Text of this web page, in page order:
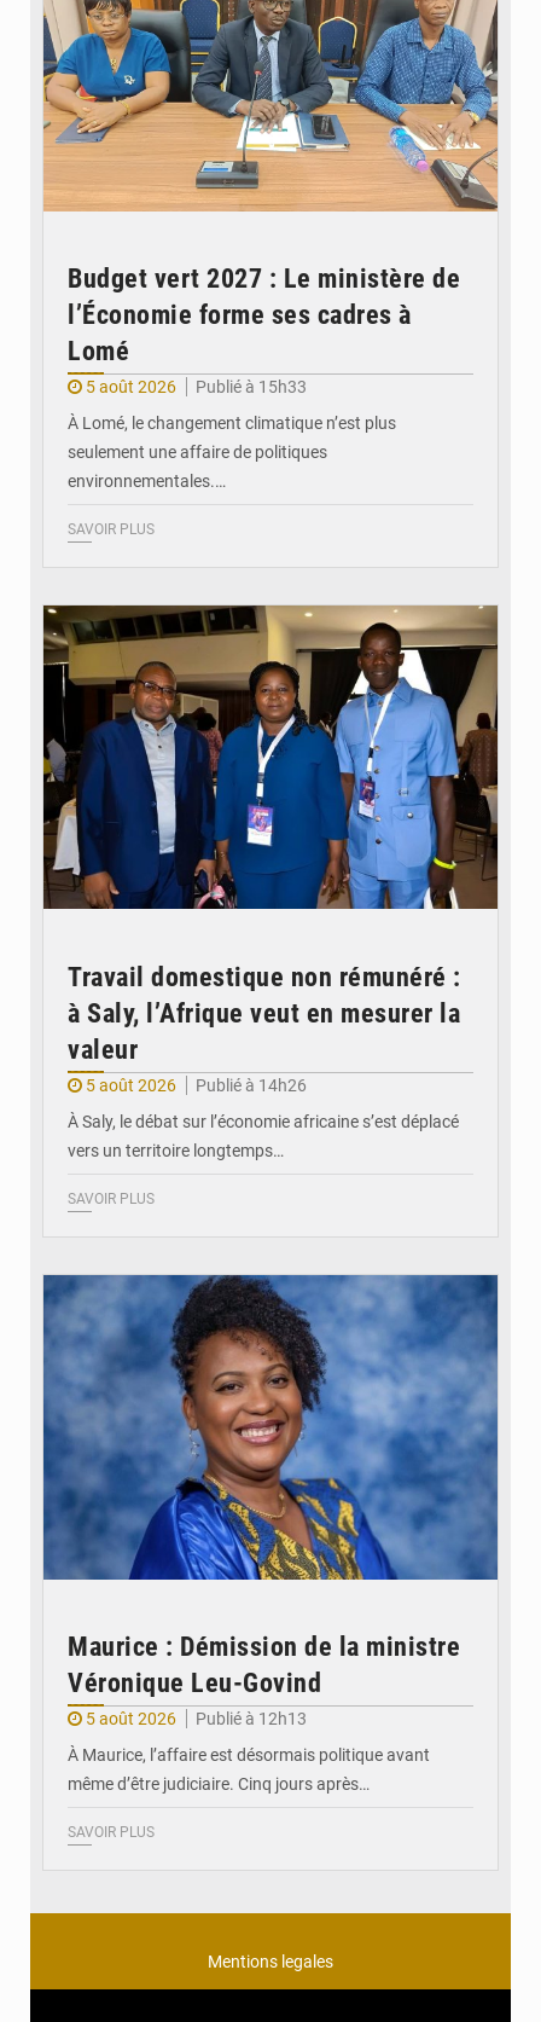
Budget vert 2027 : Le ministère de
l’Économie forme ses cadres à
Lomé
5 août 2026
Publié à 15h33
À Lomé, le changement climatique n’est plus
seulement une affaire de politiques
environnementales.…
SAVOIR PLUS
Travail domestique non rémunéré :
à Saly, l’Afrique veut en mesurer la
valeur
5 août 2026
Publié à 14h26
À Saly, le débat sur l’économie africaine s’est déplacé
vers un territoire longtemps…
SAVOIR PLUS
Maurice : Démission de la ministre
Véronique Leu-Govind
5 août 2026
Publié à 12h13
À Maurice, l’affaire est désormais politique avant
même d’être judiciaire. Cinq jours après…
SAVOIR PLUS
Mentions legales